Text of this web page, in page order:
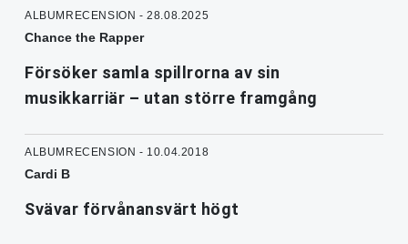
ALBUMRECENSION - 28.08.2025
Chance the Rapper
Försöker samla spillrorna av sin
musikkarriär – utan större framgång
ALBUMRECENSION - 10.04.2018
Cardi B
Svävar förvånansvärt högt